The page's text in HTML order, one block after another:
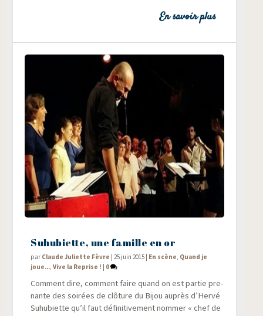
En savoir plus
Suhubiette, une famille en or
par Claude Juliette Fèvre |25 juin 2015 En scène, Quand je
joue...,Vive la Reprise ! 0
Com­ment dire, com­ment faire quand on est par­tie pre­
nante des soi­rées de clô­ture du Bijou auprès d’Hervé
Suhu­biette qu’il faut défi­ni­ti­ve­ment nom­mer « chef de